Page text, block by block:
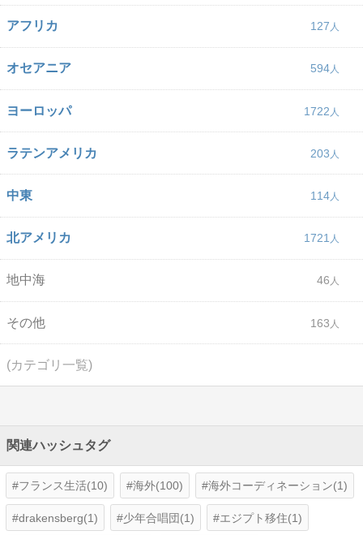
アフリカ 127
オセアニア 594
ヨーロッパ 1722
ラテンアメリカ 203
中東 114
北アメリカ 1721
地中海 46
その他 163
(カテゴリ一覧)
関連ハッシュタグ
フランス生活(10) 海外(100) 海外コーディネーション(1)
drakensberg(1) 少年合唱団(1) エジプト移住(1)